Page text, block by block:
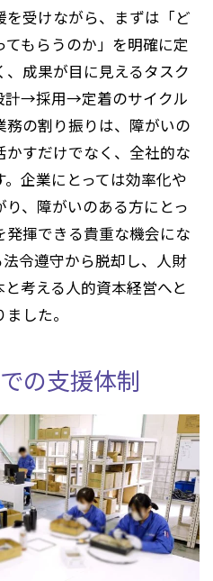
受けながら、まずは「ど
もらうのか」を明確に定
成果が目に見えるタスク
計→採用→定着のサイクル
の割り振りは、障がいの
すだけでなく、全社的な
企業にとっては効率化や
、障がいのある方にとっ
揮できる貴重な機会にな
令遵守から脱却し、人財
考える人的資本経営へと
した。
の支援体制